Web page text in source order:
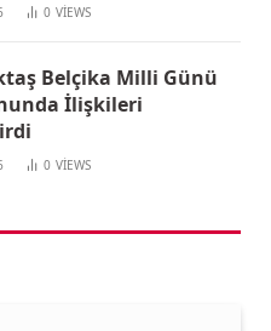
0 VIEWS
Belçika Milli Günü
İlişkileri
0 VIEWS